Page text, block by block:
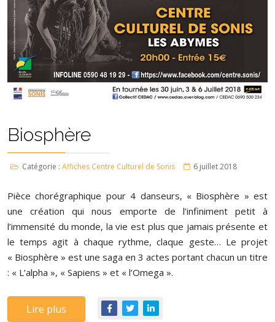
Biosphère
Catégorie : Affiches Centre Culturel de Sonis 6 juillet 2018
Pièce chorégraphique pour 4 danseurs, « Biosphère » est
une création qui nous emporte de l’infiniment petit à
l’immensité du monde, la vie est plus que jamais présente et
le temps agit à chaque rythme, claque geste… Le projet
« Biosphère » est une saga en 3 actes portant chacun un titre
: « L’alpha », « Sapiens » et « l’Omega ».
Lire plus